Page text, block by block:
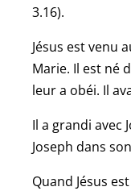
3.16).
Jésus est venu
Marie. Il est né
leur a obéi. Il
Il a grandi avec
Joseph dans
Quand Jésus